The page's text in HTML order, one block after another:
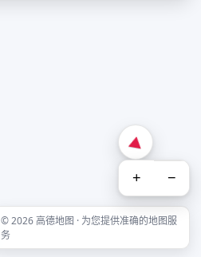
+ −
© 2026 高德地图 · 为您提供准确的地图服
务